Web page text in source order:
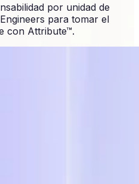
por unidad de
para tomar el
con Attribute™.